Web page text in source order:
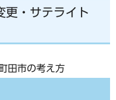
更・サテライト
田市の考え方